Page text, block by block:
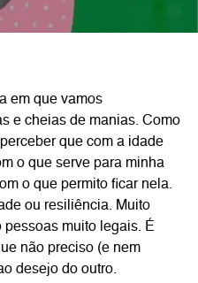
em que vamos
e cheias de manias. Como
que com a idade
o que serve para minha
o que permito ficar nela.
ou resiliência. Muito
pessoas muito legais. É
não preciso (e nem
desejo do outro.